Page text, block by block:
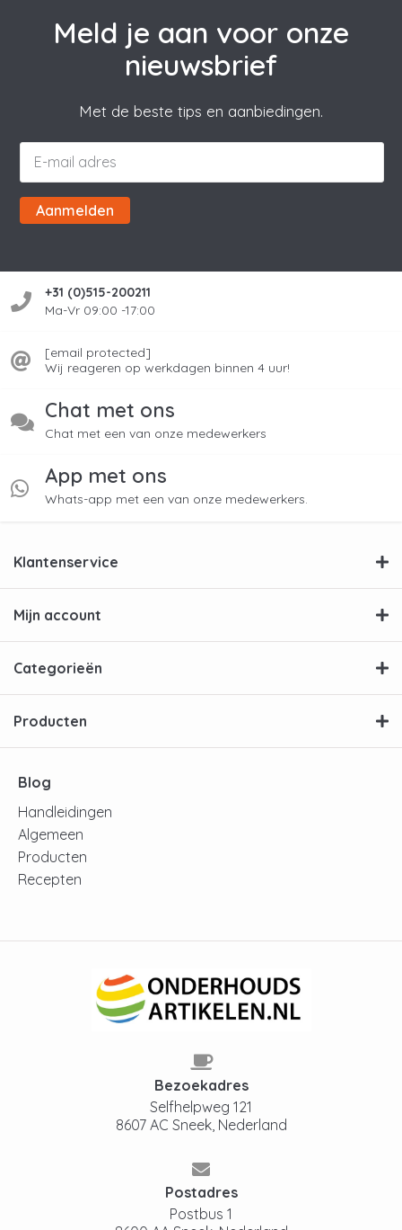
Meld je aan voor onze
nieuwsbrief
Met de beste tips en aanbiedingen.
Aanmelden
+31 (0)515-200211
Ma-Vr 09:00 -17:00
[email protected]
Wij reageren op werkdagen binnen 4 uur!
Chat met ons
Chat met een van onze medewerkers
App met ons
Whats-app met een van onze medewerkers.
Klantenservice
Mijn account
Categorieën
Producten
Blog
Handleidingen
Algemeen
Producten
Recepten
Bezoekadres
Selfhelpweg 121
8607 AC Sneek, Nederland
Postadres
Postbus 1